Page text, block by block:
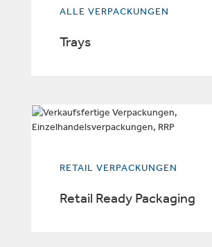
ALLE VERPACKUNGEN
Trays
RETAIL VERPACKUNGEN
Retail Ready Packaging